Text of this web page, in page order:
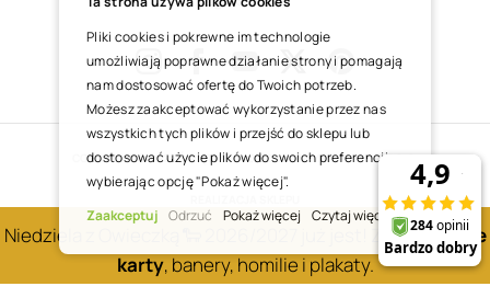
Niedziela z Owieczką 🐑 2026/2027 już jest! Zobacznowe
karty, banery, homilie i plakaty.
InstagramFacebookYoutube
X Pinterest
COPYRIGHT © 2025 ŚWIĘTY WOJCIECH DOM MEDIALNY SP. Z O.O.
Pliki cookies i pokrewne im technologie
umożliwiają poprawne działanie strony i pomagają
nam dostosować ofertę do Twoich potrzeb.
Możesz zaakceptować wykorzystanie przez nas
wszystkich tych plików i przejść do sklepu lub
dostosować użycie plików do swoich preferencji,
wybierając opcję "Pokaż więcej".
Zaakceptuj Odrzuć Pokaż więcej Czytaj więcej